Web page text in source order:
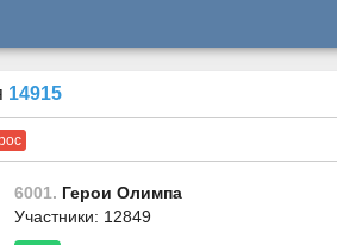
14915
6001. Герои Олимпа
Участники: 12849